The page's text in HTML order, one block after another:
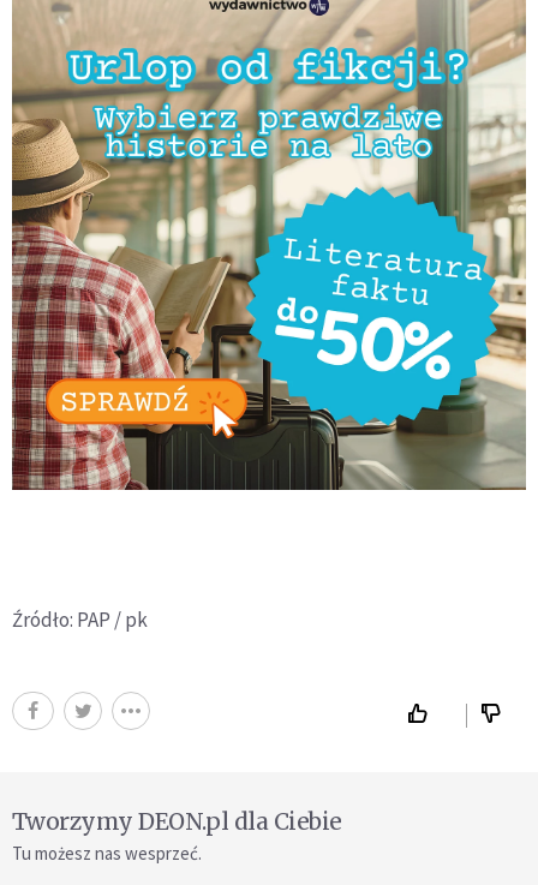
Źródło: PAP / pk
Tworzymy DEON.pl dla Ciebie
Tu możesz nas wesprzeć.